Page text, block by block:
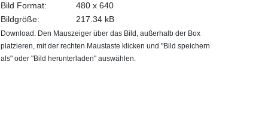
Bild Format:
480 x 640
Bildgröße:
217.34 kB
Download: Den Mauszeiger über das Bild, außerhalb der Box
platzieren, mit der rechten Maustaste klicken und "Bild speichern
als" oder "Bild herunterladen" auswählen.